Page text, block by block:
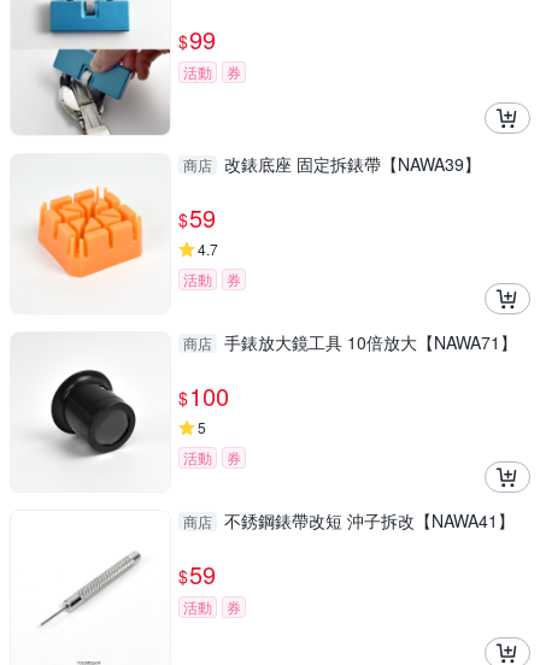
$99
活動 券
商店 改錶底座 固定拆錶帶【NAWA39】
$59
4.7
活動
券
商店 手錶放大鏡工具 10倍放大【NAWA71】
$100
5
活動
券
商店 不銹鋼錶帶改短 沖子拆改【NAWA41】
$59
活動 券